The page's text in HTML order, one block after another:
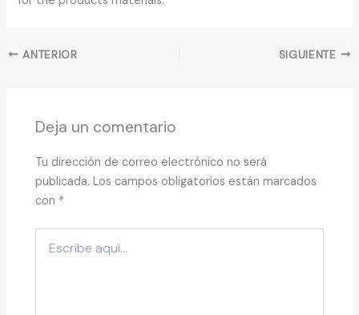
ANTERIOR SIGUIENTE
Deja un comentario
Tu dirección de correo electrónico no será
publicada. Los campos obligatorios están marcados
con *
aquí...